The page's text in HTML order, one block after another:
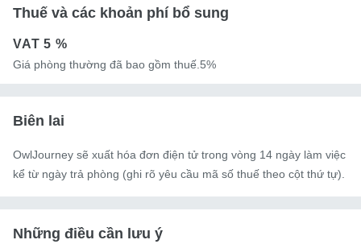
Thuế và các khoản phí bổ sung
VAT5 %
Giá phòng thường đã bao gồm thuế.5%
Biên lai
OwlJourney sẽ xuất hóa đơn điện tử trong vòng 14 ngày làm việc
kể từ ngày trả phòng (ghi rõ yêu cầu mã số thuế theo cột thứ tự).
Những điều cần lưu ý